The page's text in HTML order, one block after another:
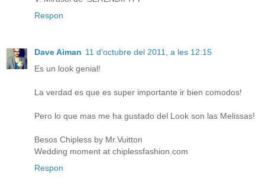
Respon
Dave Aiman 11 d’octubre del 2011, a les 12:15
Es un look genial!
La verdad es que es super importante ir bien comodos!
Pero lo que mas me ha gustado del Look son las Melissas!
Besos Chipless by Mr.Vuitton
Wedding moment at chiplessfashion.com
Respon